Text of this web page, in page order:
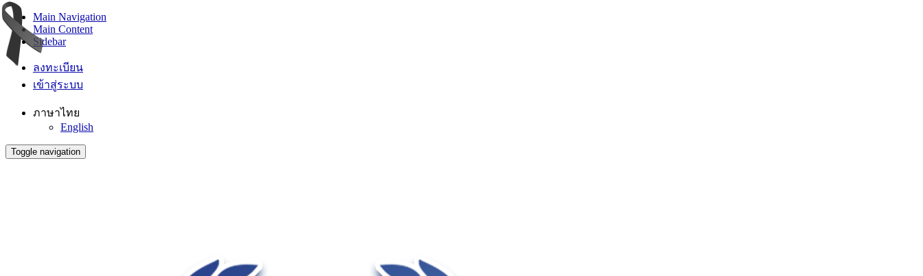
Main Navigation
Main Content
Sidebar
ลงทะเบียน
เข้าสู่ระบบ
ภาษาไทย
English
Toggle navigation